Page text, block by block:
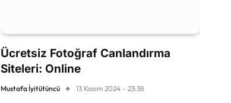
Ücretsiz Fotoğraf Canlandırma
Siteleri: Online
Mustafa İyitütüncü 13 Kasım 2024 - 23:38